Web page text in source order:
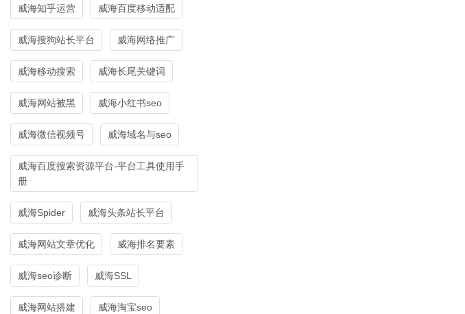
威海知乎运营 威海百度移动适配
威海搜狗站长平台 威海网络推广
威海移动搜索 威海长尾关键词
威海网站被黑 威海小红书seo
威海微信视频号 威海域名与seo
威海百度搜索资源平台-平台工具使用手
册
威海Spider 威海头条站长平台
威海网站文章优化 威海排名要素
威海seo诊断 威海SSL
威海网站搭建 威海淘宝seo